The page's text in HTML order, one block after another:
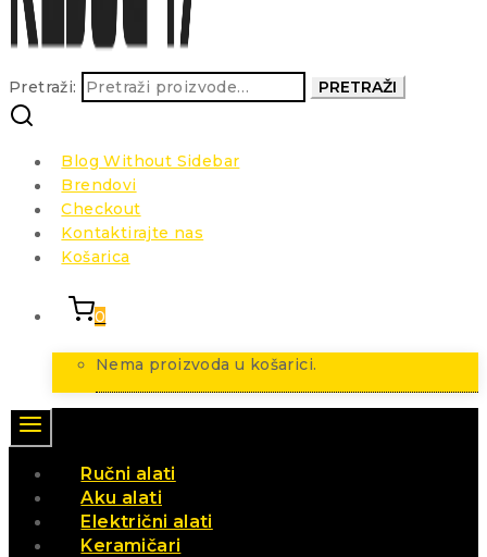
Pretraži: PRETRAŽI
Blog Without Sidebar
Brendovi
Checkout
Kontaktirajte nas
Košarica
0
Nema proizvoda u košarici.
Ručni alati
Aku alati
Električni alati
Keramičari